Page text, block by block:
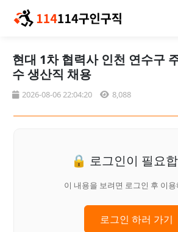
현대 1차 협력사 인천 연수구
수 생산직 채용
2026-08-06 22:04:20 8,088
🔒 로그인이 필요
이 내용을 보려면 로그인 후 이
로그인 하러 가기